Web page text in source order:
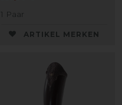
1 Paar
ARTIKEL MERKEN